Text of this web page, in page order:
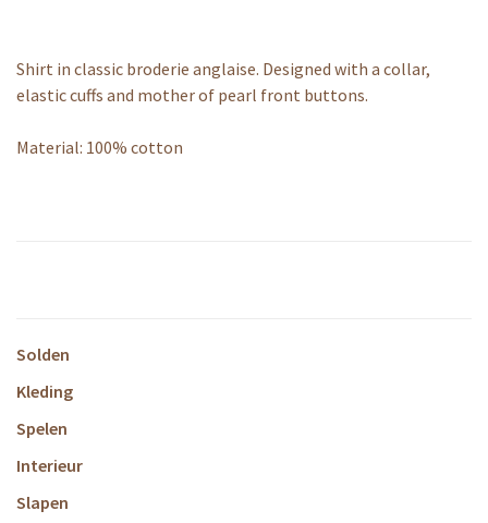
Shirt in classic broderie anglaise. Designed with a collar,
elastic cuffs and mother of pearl front buttons.
Material: 100% cotton
Solden
Kleding
Spelen
Interieur
Slapen